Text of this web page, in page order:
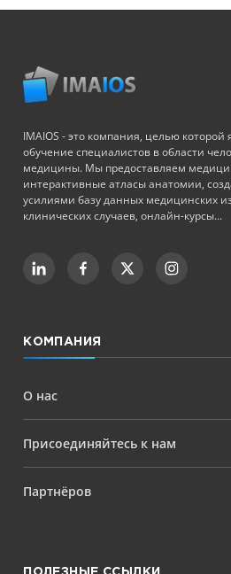
IMAIOS - это компания, целью которой
обучение специалистов в области
медицины. Мы предоставляем
интерактивные атласы анатомии,
усилиями базу данных медицинских
клинических случаев, онлайн-курсы...
КОМПАНИЯ
О нас
Присоединяйтесь к нам
Партнёров